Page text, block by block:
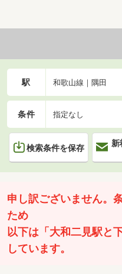
駅 和歌山線｜隅田
条件 指定なし
検索条件を保存
新
申し訳ございません。
ため
以下は「大和二見駅と
しています。